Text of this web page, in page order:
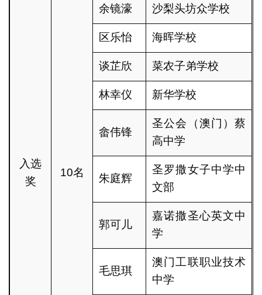
入选
奖
10名
余镜濠 沙梨头坊众学校
区乐怡 海晖学校
谈芷欣 菜农子弟学校
林幸仪 新华学校
畲伟锋
圣公会（澳门）蔡
高中学
朱庭辉
圣罗撒女子中学中
文部
郭可儿
嘉诺撒圣心英文中
学
毛思琪
澳门工联职业技术
中学